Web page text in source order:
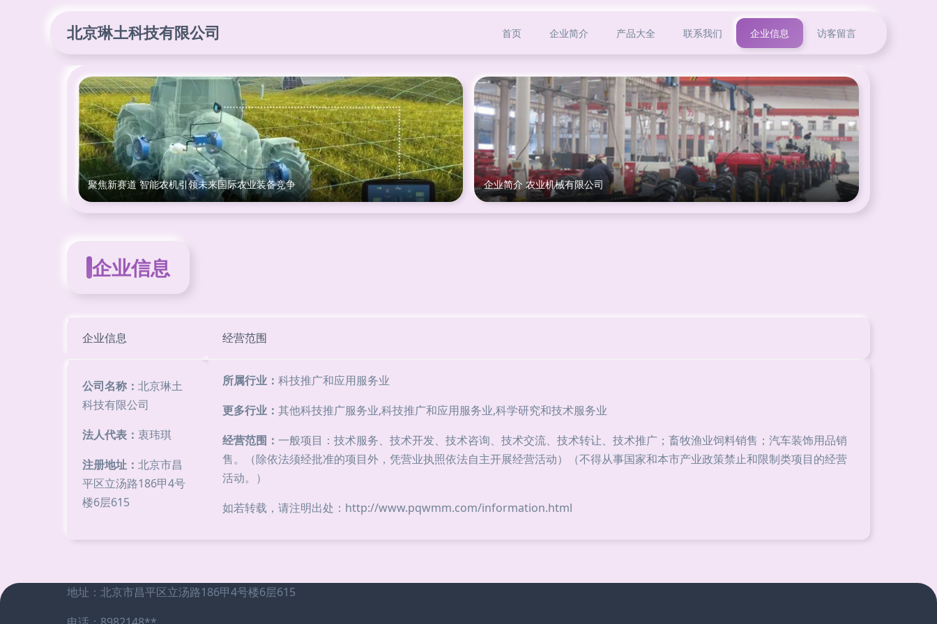
北京琳土科技有限公司 首页 企业简介 产品大全 联系我们 企业信息 访客留言
聚焦新赛道 智能农机引领未来国际农业装备竞争 企业简介 农业机械有限公司
企业信息
企业信息 经营范围
公司名称： 北京琳土
科技有限公司
法人代表： 衷玮琪
注册地址： 北京市昌
平区立汤路186甲4号
楼6层615
所属行业： 科技推广和应用服务业
更多行业： 其他科技推广服务业,科技推广和应用服务业,科学研究和技术服务业
经营范围： 一般项目：技术服务、技术开发、技术咨询、技术交流、技术转让、技术推广；畜牧渔业饲料销售；汽车装饰用品销
售。（除依法须经批准的项目外，凭营业执照依法自主开展经营活动）（不得从事国家和本市产业政策禁止和限制类项目的经营
活动。）
如若转载，请注明出处：http://www.pqwmm.com/information.html
地址：北京市昌平区立汤路186甲4号楼6层615